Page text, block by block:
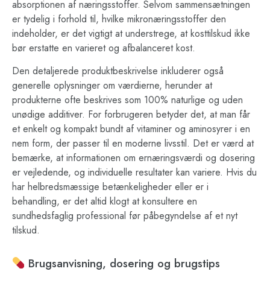
absorptionen af næringsstoffer. Selvom sammensætningen
er tydelig i forhold til, hvilke mikronæringsstoffer den
indeholder, er det vigtigt at understrege, at kosttilskud ikke
bør erstatte en varieret og afbalanceret kost.
Den detaljerede produktbeskrivelse inkluderer også
generelle oplysninger om værdierne, herunder at
produkterne ofte beskrives som 100% naturlige og uden
unødige additiver. For forbrugeren betyder det, at man får
et enkelt og kompakt bundt af vitaminer og aminosyrer i en
nem form, der passer til en moderne livsstil. Det er værd at
bemærke, at informationen om ernæringsværdi og dosering
er vejledende, og individuelle resultater kan variere. Hvis du
har helbredsmæssige betænkeligheder eller er i
behandling, er det altid klogt at konsultere en
sundhedsfaglig professional før påbegyndelse af et nyt
tilskud.
Brugsanvisning, dosering og brugstips